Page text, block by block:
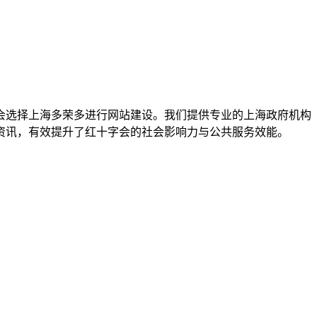
择上海多荣多进行网站建设。我们提供专业的上海政府机构
，有效提升了红十字会的社会影响力与公共服务效能。